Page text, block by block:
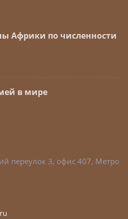
Африки по численности
в мире
переулок 3, офис 407, Метро